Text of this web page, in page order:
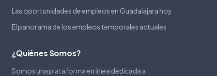
Las oportunidades de empleos en Guadalajara hoy
El panorama de los empleos temporales actuales
¿Quiénes Somos?
Somos una plataforma en línea dedicada a